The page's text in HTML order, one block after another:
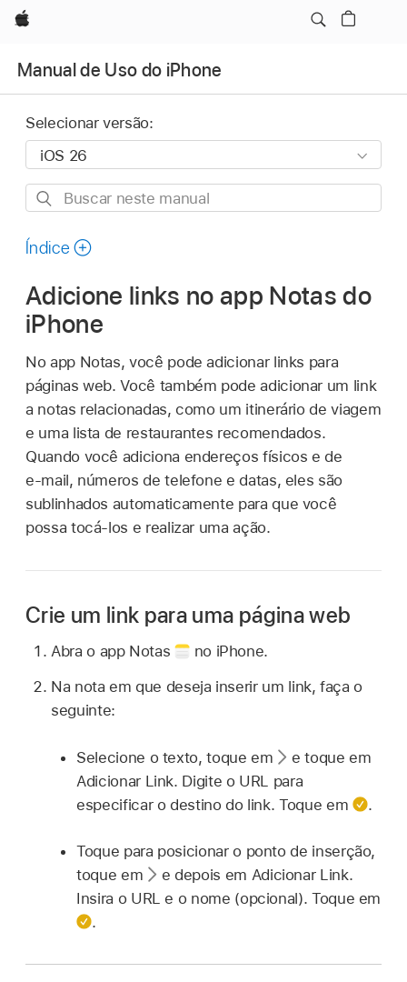
Apple
Manual de Uso do iPhone
Selecionar versão:
Buscar
manual
Índice
Adicione links no app Notas do
iPhone
No app Notas, você pode adicionar links para
páginas web. Você também pode adicionar um link
a notas relacionadas, como um itinerário de viagem
e uma lista de restaurantes recomendados.
Quando você adiciona endereços físicos e de
e‑mail, números de telefone e datas, eles são
sublinhados automaticamente para que você
possa tocá‑los e realizar uma ação.
Crie um link para uma página web
Abra o app Notas
no iPhone.
Na nota em que deseja inserir um link, faça o
seguinte:
Selecione o texto, toque em
e toque em
Adicionar Link. Digite o URL para
especificar o destino do link. Toque em
.
Toque para posicionar o ponto de inserção,
toque em
e depois em Adicionar Link.
Insira o URL e o nome (opcional). Toque em
.